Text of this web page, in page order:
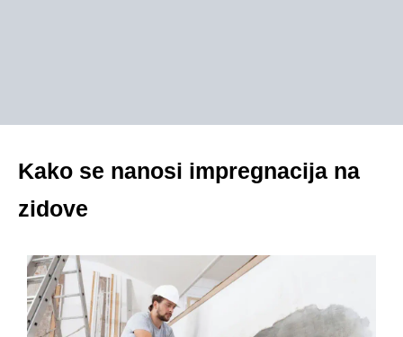
Kako se nanosi impregnacija na
zidove